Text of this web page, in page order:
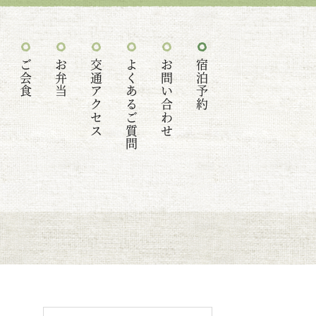
ご会食 お弁当 交通アクセス よくあるご質問 お問い合わせ 宿泊予約